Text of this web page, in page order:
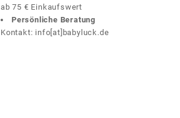
ab 75 € Einkaufswert
Persönliche Beratung
Kontakt: info[at]babyluck.de